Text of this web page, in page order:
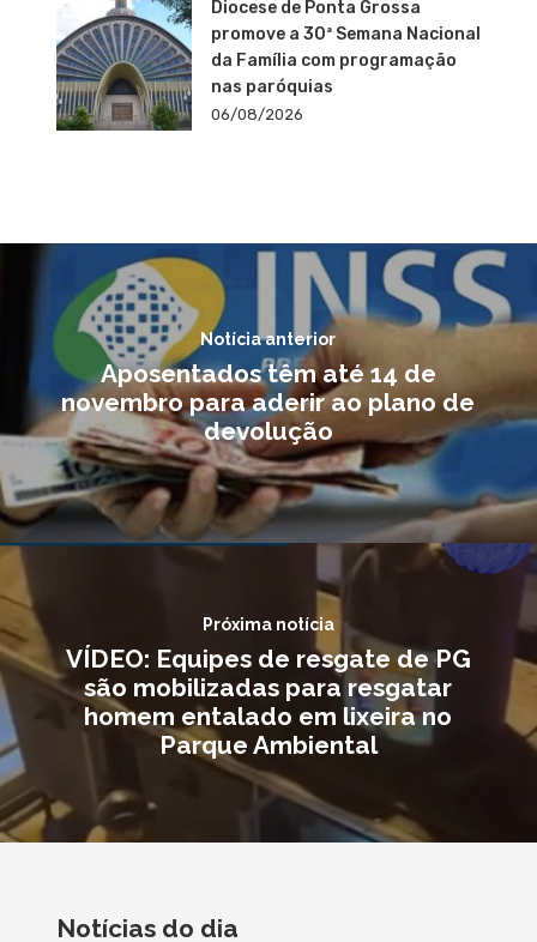
Diocese de Ponta Grossa
promove a 30ª Semana Nacional
da Família com programação
nas paróquias
06/08/2026
Notícia anterior
Aposentados têm até 14 de
novembro para aderir ao plano de
devolução
Próxima notícia
VÍDEO: Equipes de resgate de PG
são mobilizadas para resgatar
homem entalado em lixeira no
Parque Ambiental
Notícias do dia